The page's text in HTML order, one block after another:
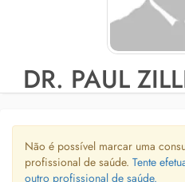
DR. PAUL
Não é possível marcar uma
profissional de saúde. Tente
outro profissional de saúde.